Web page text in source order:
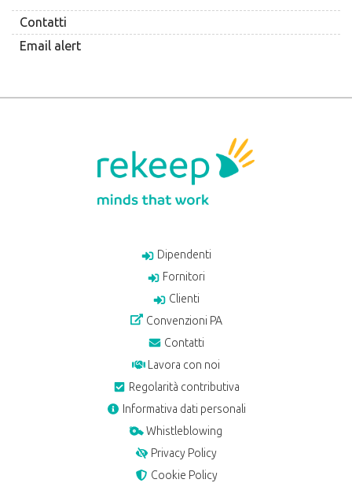
Contatti
Email alert
Dipendenti
Fornitori
Clienti
Convenzioni PA
Contatti
Lavora con noi
Regolarità contributiva
Informativa dati personali
Whistleblowing
Privacy Policy
Cookie Policy